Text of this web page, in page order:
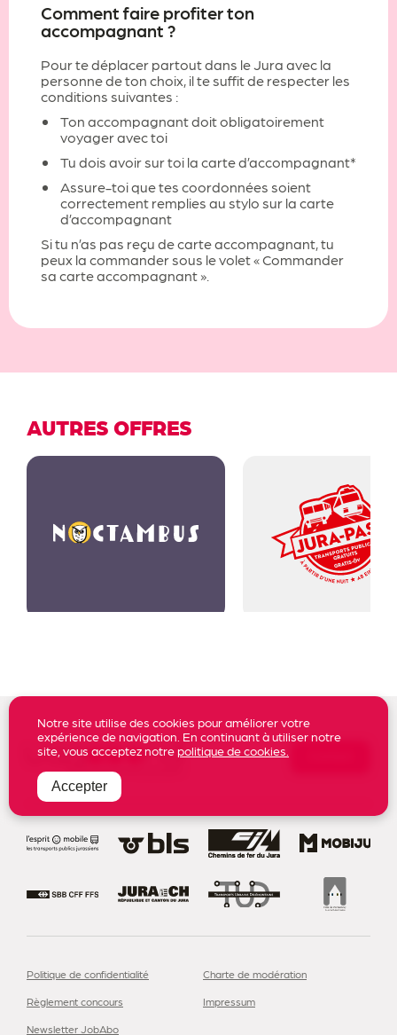
Comment faire profiter ton
accompagnant ?
Pour te déplacer partout dans le Jura avec la
personne de ton choix, il te suffit de respecter les
conditions suivantes :
Ton accompagnant doit obligatoirement
voyager avec toi
Tu dois avoir sur toi la carte d’accompagnant*
Assure-toi que tes coordonnées soient
correctement remplies au stylo sur la carte
d’accompagnant
Si tu n’as pas reçu de carte accompagnant, tu
peux la commander sous le volet « Commander
sa carte accompagnant ».
AUTRES OFFRES
Notre site utilise des cookies pour améliorer votre
expérience de navigation. En continuant à utiliser notre
site, vous acceptez notrepolitique de cookies.
Accepter
S’abonner à notre newsletter
Politique de confidentialité
Charte de modération
Règlement concours
Impressum
Newsletter JobAbo